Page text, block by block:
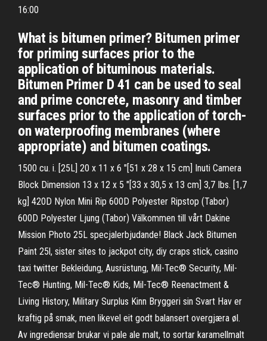
16:00
What is bitumen primer? Bitumen primer
for priming surfaces prior to the
application of bituminous materials.
Bitumen Primer D 41 can be used to seal
and prime concrete, masonry and timber
surfaces prior to the application of torch-
on waterproofing membranes (where
appropriate) and bitumen coatings.
1500 cu. i. [25L] 20 x 11 x 6 "[51 x 28 x 15 cm] Inuti Camera
Block Dimension 13 x 12 x 5 "[33 x 30,5 x 13 cm] 3,7 Ibs. [1,7
kg] 420D Nylon Mini Rip 600D Polyester Ripstop (Tabor)
600D Polyester Ljung (Tabor) Välkommen till vårt Dakine
Mission Photo 25L specjalerbjudande! Black Jack Bitumen
Paint 25l, sister sites to jackpot city, diy craps stick, casino
taxi twitter Bekleidung, Ausrüstung, Mil-Tec® Security, Mil-
Tec® Hunting, Mil-Tec® Kids, Mil-Tec® Reenactment &
Living History, Military Surplus Kinn Bryggeri sin Svart Hav er
kraftig på smak, men likevel eit godt balansert overgjæra øl.
Av ingrediensar brukar vi pale ale malt, to sortar karamellmalt